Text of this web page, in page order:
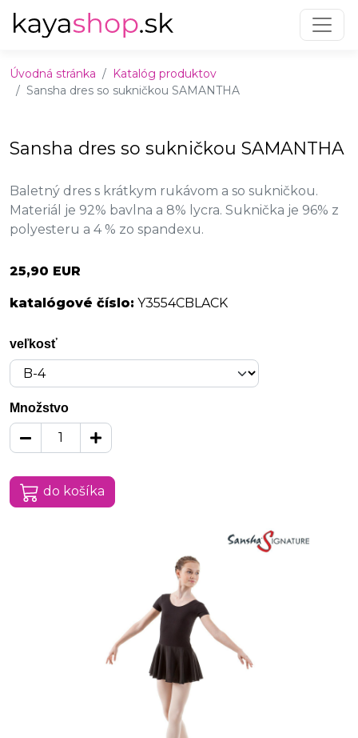
Úvodná stránka
Katalóg produktov
Sansha dres so sukničkou SAMANTHA
Sansha dres so sukničkou SAMANTHA
Baletný dres s krátkym rukávom a so sukničkou.
Materiál je 92% bavlna a 8% lycra. Suknička je 96% z
polyesteru a 4 % zo spandexu.
25,90 EUR
katalógové číslo: Y3554CBLACK
veľkosť
Množstvo
do košíka